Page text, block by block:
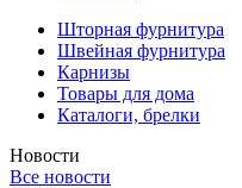
Шторная фурнитура
Швейная фурнитура
Карнизы
Товары для дома
Каталоги, брелки
Новости
Все новости